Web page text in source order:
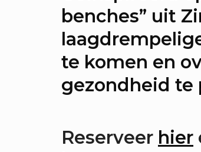
Huisfeest
& nog veel
benches” uit
te komen en
gezondheid te
Reserveer hier